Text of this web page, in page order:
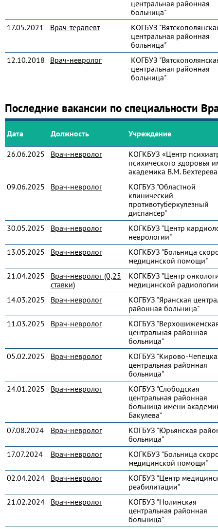
центральная районная
больница"
17.05.2021
Врач-терапевт
КОГБУЗ
центральная районная
больница"
12.10.2018
Врач-невролог
КОГБУЗ
центральная районная
больница"
Последние вакансии по специальности
Дата Должность Учреждение
26.06.2025 Врач-невролог
КОГКБУЗ «Центр
психического здоровья
академика В.М.
09.06.2025
Врач-невролог
КОГБУЗ "Областной
клинический
противотуберкулезный
диспансер"
30.05.2025
Врач-невролог
КОГКБУЗ "Центр
неврологии"
13.05.2025
Врач-невролог
КОГКБУЗ "Больница
медицинской помощи"
21.04.2025
Врач-невролог (0,25
ставки)
КОГКБУЗ "Центр
медицинской
14.03.2025
Врач-невролог
КОГБУЗ "Яранская
районная больница"
11.03.2025
Врач-невролог
КОГБУЗ
центральная районная
больница"
05.02.2025
Врач-невролог
КОГБУЗ "Кирово-
центральная районная
больница"
24.01.2025
Врач-невролог
КОГБУЗ "Слободская
центральная районная
больница имени
Бакулева"
07.08.2024
Врач-невролог
КОГБУЗ "Юрьянская
больница"
17.07.2024
Врач-невролог
КОГКБУЗ "Больница
медицинской помощи"
02.04.2024
Врач-невролог
КОГБУЗ "Центр
реабилитации"
21.02.2024
Врач-невролог
КОГБУЗ "Нолинская
центральная районная
больница"